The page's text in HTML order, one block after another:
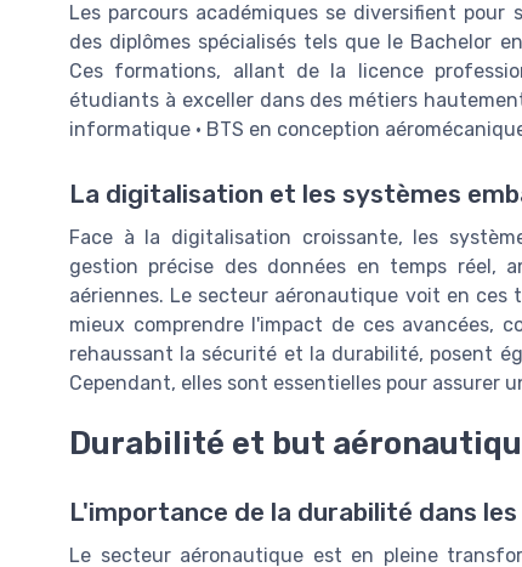
Les parcours académiques se diversifient pour
des diplômes spécialisés tels que le Bachelor
Ces formations, allant de la licence
étudiants à exceller dans des métiers
informatique • BTS en conception
La digitalisation et les systèmes
Face à la digitalisation croissante, les
gestion précise des données en temps réel,
aériennes. Le secteur aéronautique voit en
mieux comprendre l'impact de ces avancées,
rehaussant la sécurité et la durabilité, posent
Cependant, elles sont essentielles pour assurer
Durabilité et but
L'importance de la durabilité dans
Le secteur aéronautique est en pleine